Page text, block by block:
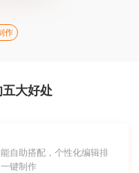
作
大好处
自助搭配，个性化编辑排
键制作